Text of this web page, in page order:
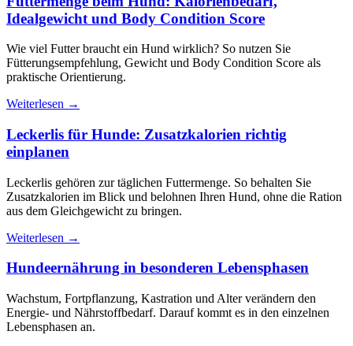
Idealgewicht und Body Condition Score
Wie viel Futter braucht ein Hund wirklich? So nutzen Sie
Fütterungsempfehlung, Gewicht und Body Condition Score als
praktische Orientierung.
Weiterlesen →
Leckerlis für Hunde: Zusatzkalorien richtig
einplanen
Leckerlis gehören zur täglichen Futtermenge. So behalten Sie
Zusatzkalorien im Blick und belohnen Ihren Hund, ohne die Ration
aus dem Gleichgewicht zu bringen.
Weiterlesen →
Hundeernährung in besonderen Lebensphasen
Wachstum, Fortpflanzung, Kastration und Alter verändern den
Energie- und Nährstoffbedarf. Darauf kommt es in den einzelnen
Lebensphasen an.